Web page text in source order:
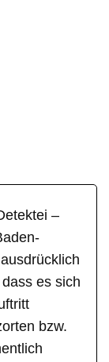
–
es sich
bzw.